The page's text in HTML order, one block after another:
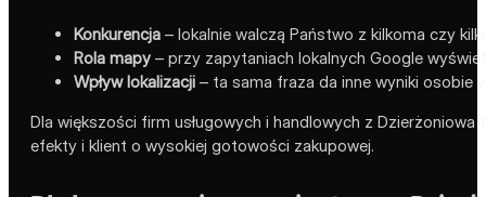
Konkurencja – lokalnie walczą Państwo z kilkoma czy
Rola mapy – przy zapytaniach lokalnych Google
Wpływ lokalizacji – ta sama fraza da inne wyniki osobie
Dla większości firm usługowych i handlowych z
efekty i klient o wysokiej gotowości zakupowej.